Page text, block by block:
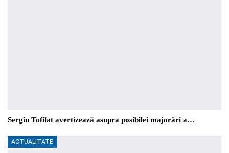
Sergiu Tofilat avertizează asupra posibilei majorări a…
ACTUALITATE